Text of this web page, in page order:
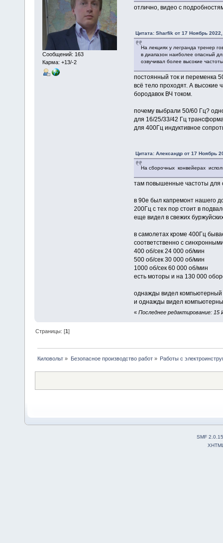
Сообщений: 163
Карма: +13/-2
отлично, видео с
Цитата: Sharfik от 17 Ноябрь
На лекциях у легранда тренер
в диапазон наиболее опасный
озвучивал более высокие
постоянный ток и переменка
всё тело проходят. А высокие
бородавок ВЧ током.
почему выбрали 50/60 Гц?
для 16/25/33/42 Гц
для 400Гц индуктивное
Цитата: Алексaндр от 17 Ноябрь
На сборочных конвейерах
там повышенные частоты для
в 90е был капремонт нашего
200Гц с тех пор стоит в
еще видел в свежих
в самолетах кроме 400Гц
соответственно с
400 об/сек 24 000 об/мин
500 об/сек 30 000 об/мин
1000 об/сек 60 000 об/мин
есть моторы и на 130 000
однажды видел компьютерный
и однажды видел
« Последнее редактирование: 15
Страницы: [1]
Киловольт » Безопасное производство работ» Работы с
SMF 2.0.15